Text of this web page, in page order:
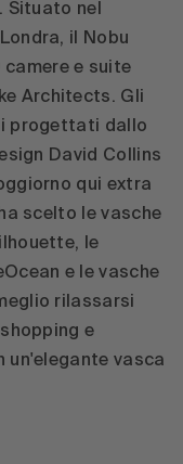
Situato nel
il Nobu
e suite
Architects. Gli
progettati dallo
David Collins
qui extra
scelto le vasche
le
e le vasche
rilassarsi
e
un'elegante vasca